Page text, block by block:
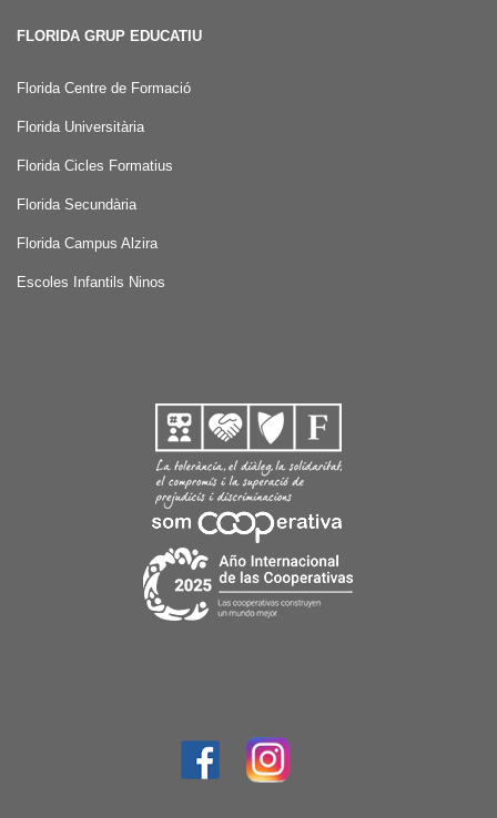
FLORIDA GRUP EDUCATIU
Florida Centre de Formació
Florida Universitària
Florida Cicles Formatius
Florida Secundària
Florida Campus Alzira
Escoles Infantils Ninos